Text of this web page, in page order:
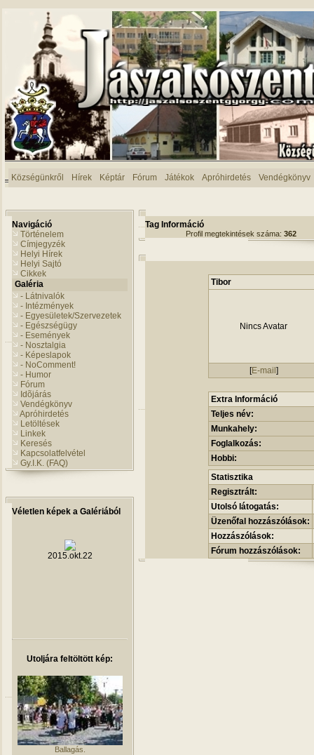
Községünkről Hírek Képtár Fórum Játékok Apróhirdetés Vendégkönyv
Navigáció
Történelem
Címjegyzék
Helyi Hírek
Helyi Sajtó
Cikkek
Galéria
- Látnivalók
- Intézmények
- Egyesületek/Szervezetek
- Egészségügy
- Események
- Nosztalgia
- Képeslapok
- NoComment!
- Humor
Fórum
Idõjárás
Vendégkönyv
Apróhirdetés
Letöltések
Linkek
Keresés
Kapcsolatfelvétel
Gy.I.K. (FAQ)
Véletlen képek a Galériából
2015.okt.22
Utoljára feltöltött kép:
Ballagás.
Tag Információ
Profil megtekintések száma: 362
Tibor
Nincs Avatar
[E-mail ]
Extra Információ
Teljes név:
Munkahely:
Foglalkozás:
Hobbi:
Statisztika
Regisztrált:
Utolsó látogatás:
Üzenőfal hozzászólások:
Hozzászólások:
Fórum hozzászólások: